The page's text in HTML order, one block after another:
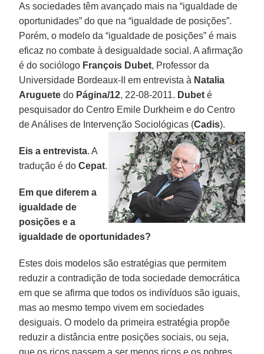
As sociedades têm avançado mais na “igualdade de
oportunidades” do que na “igualdade de posições”.
Porém, o modelo da “igualdade de posições” é mais
eficaz no combate à desigualdade social. A afirmação
é do sociólogo François Dubet, Professor da
Universidade Bordeaux-II em entrevista à Natalia
Aruguete do Página/12, 22-08-2011. Dubet é
pesquisador do Centro Emile Durkheim e do Centro
de Análises de Intervenção Sociológicas (Cadis).
Eis a entrevista. A
tradução é doCepat.
Em que diferem a
igualdade de
posições e a
igualdade de oportunidades?
Estes dois modelos são estratégias que permitem
reduzir a contradição de toda sociedade democrática
em que se afirma que todos os indivíduos são iguais,
mas ao mesmo tempo vivem em sociedades
desiguais. O modelo da primeira estratégia propõe
reduzir a distância entre posições sociais, ou seja,
que os ricos passem a ser menos ricos e os pobres